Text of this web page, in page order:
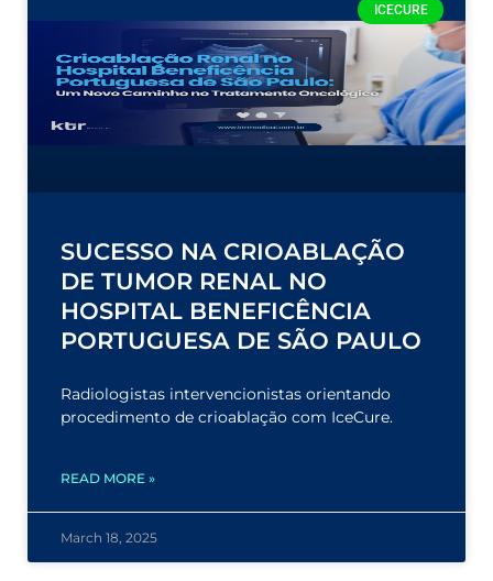
ICECURE
SUCESSO NA CRIOABLAÇÃO
DE TUMOR RENAL NO
HOSPITAL BENEFICÊNCIA
PORTUGUESA DE SÃO PAULO
Radiologistas intervencionistas orientando
procedimento de crioablação com IceCure.
READ MORE »
March 18, 2025